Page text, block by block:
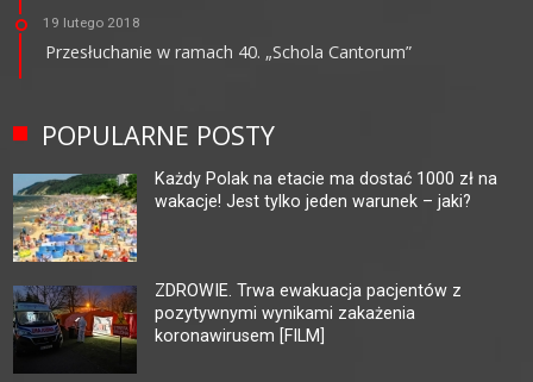
19 lutego 2018
Przesłuchanie w ramach 40. „Schola Cantorum”
POPULARNE POSTY
Każdy Polak na etacie ma dostać 1000 zł na
wakacje! Jest tylko jeden warunek – jaki?
ZDROWIE. Trwa ewakuacja pacjentów z
pozytywnymi wynikami zakażenia
koronawirusem [FILM]